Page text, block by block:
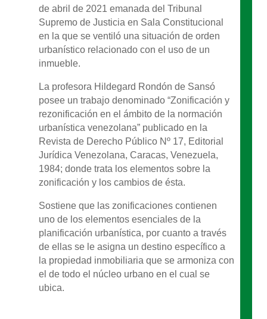
de abril de 2021 emanada del Tribunal
Supremo de Justicia en Sala Constitucional
en la que se ventiló una situación de orden
urbanístico relacionado con el uso de un
inmueble.
La profesora Hildegard Rondón de Sansó
posee un trabajo denominado “Zonificación y
rezonificación en el ámbito de la normación
urbanística venezolana” publicado en la
Revista de Derecho Público Nº 17, Editorial
Jurídica Venezolana, Caracas, Venezuela,
1984; donde trata los elementos sobre la
zonificación y los cambios de ésta.
Sostiene que las zonificaciones contienen
uno de los elementos esenciales de la
planificación urbanística, por cuanto a través
de ellas se le asigna un destino específico a
la propiedad inmobiliaria que se armoniza con
el de todo el núcleo urbano en el cual se
ubica.